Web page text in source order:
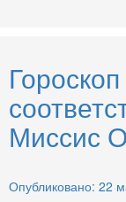
Миссис
Опубликовано: 22